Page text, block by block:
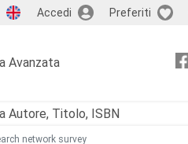
Accedi Preferiti
Avanzata
network survey